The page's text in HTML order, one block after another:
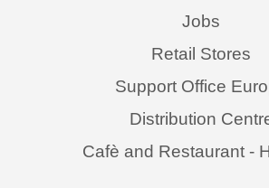
Jobs
Retail Stores
Support Office
Distribution
Cafè and Restaurant -